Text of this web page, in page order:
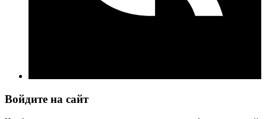
Войдите на сайт